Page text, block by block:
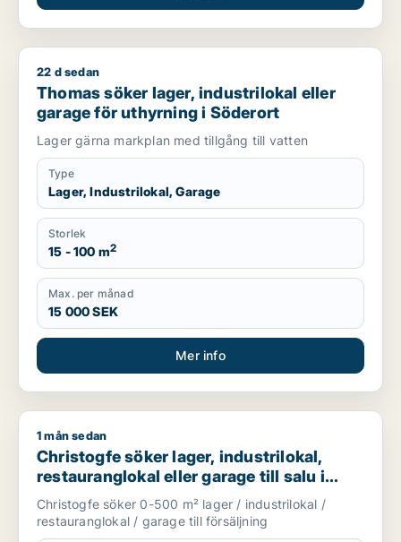
Thomas söker lager, industrilokal eller garage för uthyrning
22 d sedan
Thomas söker lager, industrilokal eller
garage för uthyrning i Söderort
Lager gärna markplan med tillgång till vatten
Type
Lager, Industrilokal, Garage
Storlek
15 - 100 m2
Max. per månad
15 000 SEK
Mer info
Christogfe söker lager, industrilokal, restauranglokal eller
1 mån sedan
Christogfe söker lager, industrilokal,
restauranglokal eller garage till salu i
Nykvarn, Stockholm Innerstad eller
Kungsholmen m.fl.
Christogfe söker 0-500 m² lager / industrilokal /
restauranglokal / garage till försäljning